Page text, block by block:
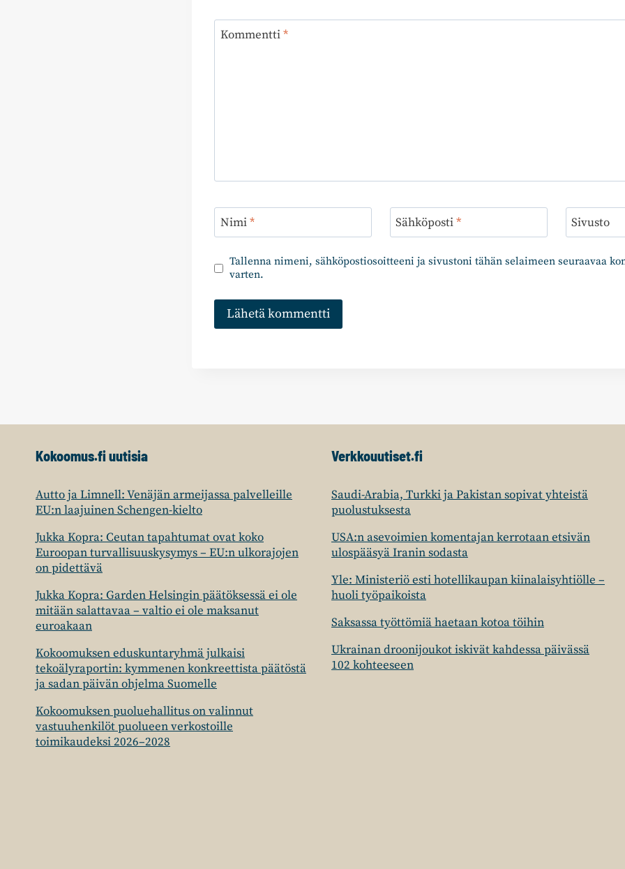
Kommentti*
Nimi* Sähköposti* Sivusto
Tallenna nimeni, sähköpostiosoitteeni ja sivustoni tähän selaimeen seuraavaa
varten.
Kokoomus.fi uutisia
Autto ja Limnell: Venäjän armeijassa palvelleille
EU:n laajuinen Schengen-kielto
Jukka Kopra: Ceutan tapahtumat ovat koko
Euroopan turvallisuuskysymys – EU:n ulkorajojen
on pidettävä
Jukka Kopra: Garden Helsingin päätöksessä ei ole
mitään salattavaa – valtio ei ole maksanut
euroakaan
Kokoomuksen eduskuntaryhmä julkaisi
tekoälyraportin: kymmenen konkreettista päätöstä
ja sadan päivän ohjelma Suomelle
Kokoomuksen puoluehallitus on valinnut
vastuuhenkilöt puolueen verkostoille
toimikaudeksi 2026–2028
Verkkouutiset.fi
Saudi-Arabia, Turkki ja Pakistan sopivat yhteistä
puolustuksesta
USA:n asevoimien komentajan kerrotaan etsivän
ulospääsyä Iranin sodasta
Yle: Ministeriö esti hotellikaupan kiinalaisyhtiölle –
huoli työpaikoista
Saksassa työttömiä haetaan kotoa töihin
Ukrainan droonijoukot iskivät kahdessa päivässä
102 kohteeseen